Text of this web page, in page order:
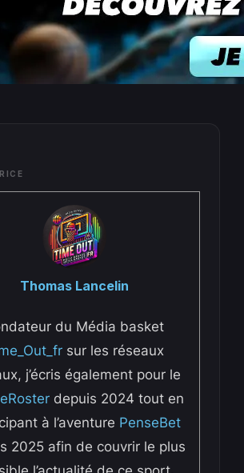
Thomas Lancelin
du Média basket
sur les réseaux
j’écris également pour le
depuis 2024 tout en
à l’aventure PenseBet
2025 afin de couvrir le plus